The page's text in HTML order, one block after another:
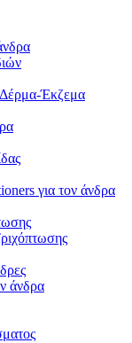
Έκζεμα
για τον άνδρα
άνδρα